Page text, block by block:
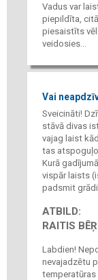
Vadus var
piepildīta,
piesaistīts vēl
veidosies...
Vai
Sveicināti!
stāvā divas
vajag laist
tas
Kurā
vispār laists
padsmit
ATBILD:
RAITIS
Labdien!
nevajadzētu
temperatūras